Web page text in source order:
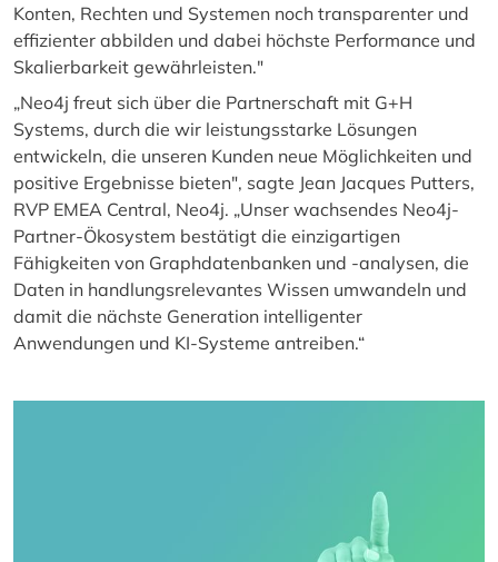
Konten, Rechten und Systemen noch transparenter und
effizienter abbilden und dabei höchste Performance und
Skalierbarkeit gewährleisten."
„Neo4j freut sich über die Partnerschaft mit G+H
Systems, durch die wir leistungsstarke Lösungen
entwickeln, die unseren Kunden neue Möglichkeiten und
positive Ergebnisse bieten", sagte Jean Jacques Putters,
RVP EMEA Central, Neo4j. „Unser wachsendes Neo4j-
Partner-Ökosystem bestätigt die einzigartigen
Fähigkeiten von Graphdatenbanken und -analysen, die
Daten in handlungsrelevantes Wissen umwandeln und
damit die nächste Generation intelligenter
Anwendungen und KI-Systeme antreiben.“